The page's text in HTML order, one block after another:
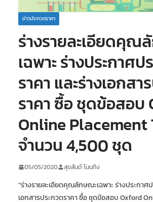
ข่าวประกวดราคา
ร่างรายละเอียดคุณ
เฉพาะ ร่างประกาศป
ราคา และร่างเอกสา
ราคา ซื้อ ชุดข้อสอบ
Online Placement
จำนวน 4,500 ชุด
05/05/2020 สุขสันต์ โนนทิง
“ร่างรายละเอียดคุณลักษณะเฉพาะ ร่างประกาศ
เอกสารประกวดราคา ซื้อ ชุดข้อสอบ Oxford